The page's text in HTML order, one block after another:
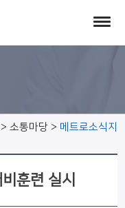
소통마당 > 메트로소식지
훈련 실시